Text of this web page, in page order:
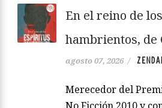
En el reino de
hambrientos, de
agosto 07, 2026 /
Merecedor del